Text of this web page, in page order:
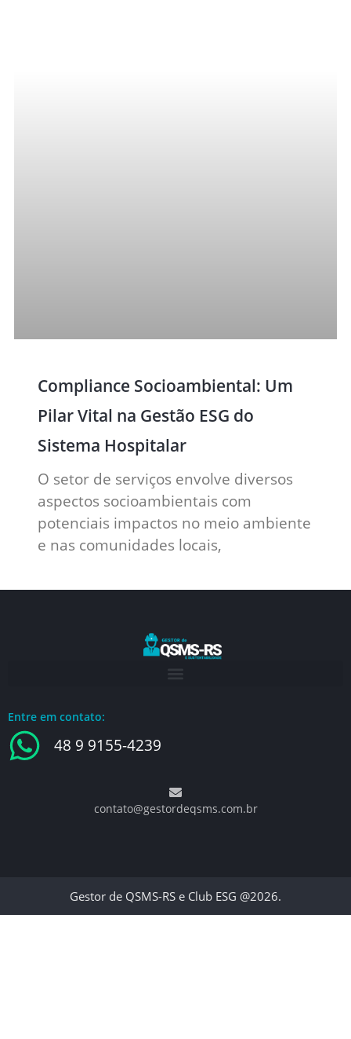
Compliance Socioambiental: Um
Pilar Vital na Gestão ESG do
Sistema Hospitalar
O setor de serviços envolve diversos
aspectos socioambientais com
potenciais impactos no meio ambiente
e nas comunidades locais,
Entre em contato:
48 9 9155-4239
contato@gestordeqsms.com.br
Gestor de QSMS-RS e Club ESG @2026.